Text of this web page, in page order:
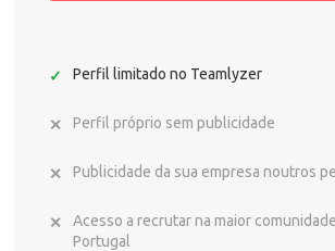
Perfil limitado no Teamlyzer
Perfil próprio sem publicidade
Publicidade da sua empresa noutros
Acesso a recrutar na maior
Portugal